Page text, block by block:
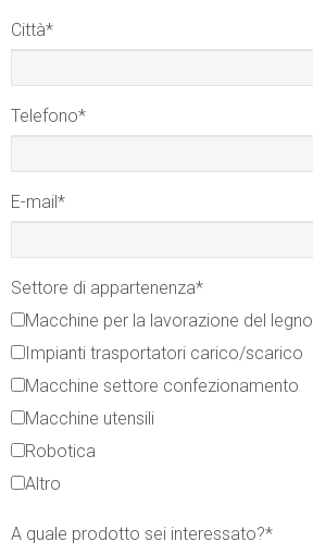
Città*
Telefono*
E-mail*
Settore di appartenenza*
Macchine per la lavorazione del legno
Impianti trasportatori carico/scarico
Macchine settore confezionamento
Macchine utensili
Robotica
Altro
A quale prodotto sei interessato?*